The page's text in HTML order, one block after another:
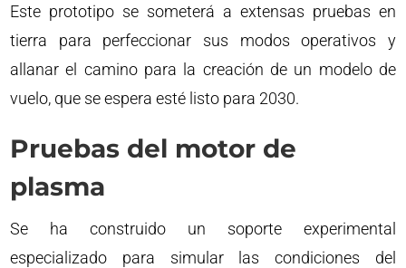
Este prototipo se someterá a extensas pruebas en
tierra para perfeccionar sus modos operativos y
allanar el camino para la creación de un modelo de
vuelo, que se espera esté listo para 2030.
Pruebas del motor de
plasma
Se ha construido un soporte experimental
especializado para simular las condiciones del